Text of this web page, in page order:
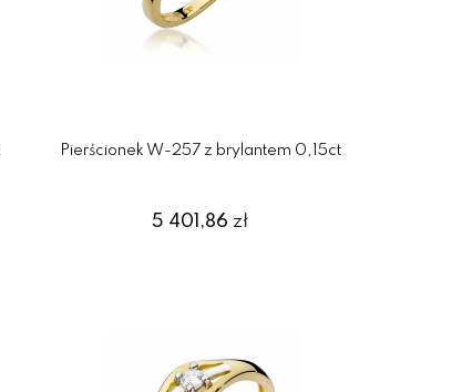
Pierścionek W-257 z brylantem 0,15ct
5 401,86zł